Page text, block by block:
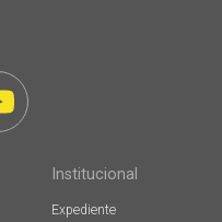
Institucional
Expediente